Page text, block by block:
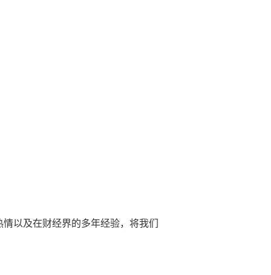
以及在财经界的多年经验，将我们